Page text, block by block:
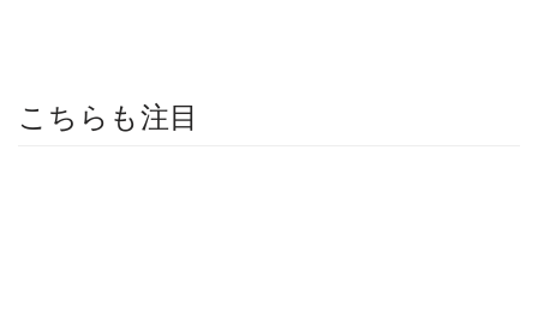
こちらも注目